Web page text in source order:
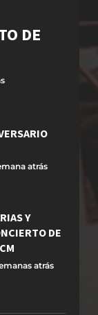
DE
atrás
Y
DE
atrás